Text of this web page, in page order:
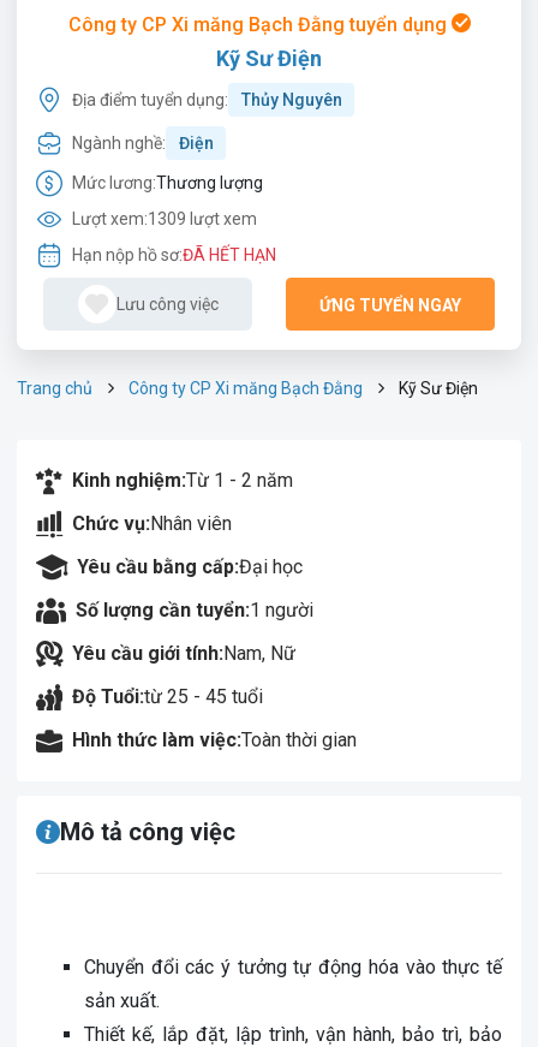
Công ty CP Xi măng Bạch Đằng tuyển dụng
Kỹ Sư Điện
Địa điểm tuyển dụng: Thủy Nguyên
Ngành nghề: Điện
Mức lương:Thương lượng
Lượt xem:1309 lượt xem
Hạn nộp hồ sơ:ĐÃ HẾT HẠN
Lưu công việc ỨNG TUYỂN NGAY
Trang chủ Công ty CP Xi măng Bạch Đằng Kỹ Sư Điện
Kinh nghiệm:Từ 1 - 2 năm
Chức vụ:Nhân viên
Yêu cầu bằng cấp:Đại học
Số lượng cần tuyển:1 người
Yêu cầu giới tính:Nam, Nữ
Độ Tuổi:từ 25 - 45 tuổi
Hình thức làm việc:Toàn thời gian
Mô tả công việc
Chuyển đổi các ý tưởng tự động hóa vào thực tế
sản xuất.
Thiết kế, lắp đặt, lập trình, vận hành, bảo trì, bảo